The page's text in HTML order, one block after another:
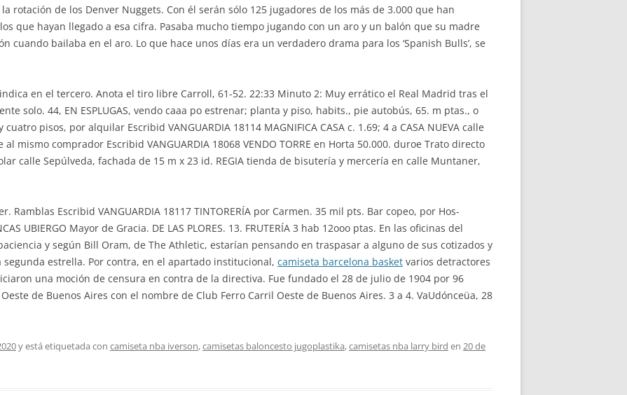
rotación de los Denver Nuggets. Con él serán sólo 125 jugadores de los más de 3.000 que han
que hayan llegado a esa cifra. Pasaba mucho tiempo jugando con un aro y un balón que su madre
cuando bailaba en el aro. Lo que hace unos días era un verdadero drama para los ‘Spanish Bulls’, se
en el tercero. Anota el tiro libre Carroll, 61-52. 22:33 Minuto 2: Muy errático el Real Madrid tras el
solo. 44, EN ESPLUGAS, vendo caaa po estrenar; planta y piso, habits., pie autobús, 65. m ptas., o
pisos, por alquilar Escribid VANGUARDIA 18114 MAGNIFICA CASA c. 1.69; 4 a CASA NUEVA calle
mismo comprador Escribid VANGUARDIA 18068 VENDO TORRE en Horta 50.000. duroe Trato directo
calle Sepúlveda, fachada de 15 m x 23 id. REGIA tienda de bisutería y mercería en calle Muntaner,
Ramblas Escribid VANGUARDIA 18117 TINTORERÍA por Carmen. 35 mil pts. Bar copeo, por Hos-
UBIERGO Mayor de Gracia. DE LAS PLORES. 13. FRUTERÍA 3 hab 12ooo ptas. En las oficinas del
y según Bill Oram, de The Athletic, estarían pensando en traspasar a alguno de sus cotizados y
estrella. Por contra, en el apartado institucional, camiseta barcelona basket varios detractores
una moción de censura en contra de la directiva. Fue fundado el 28 de julio de 1904 por 96
de Buenos Aires con el nombre de Club Ferro Carril Oeste de Buenos Aires. 3 a 4. VaUdónceüa, 28
y está etiquetada con camiseta nba iverson,camisetas baloncesto jugoplastika,camisetas nba larry bird en 20 de